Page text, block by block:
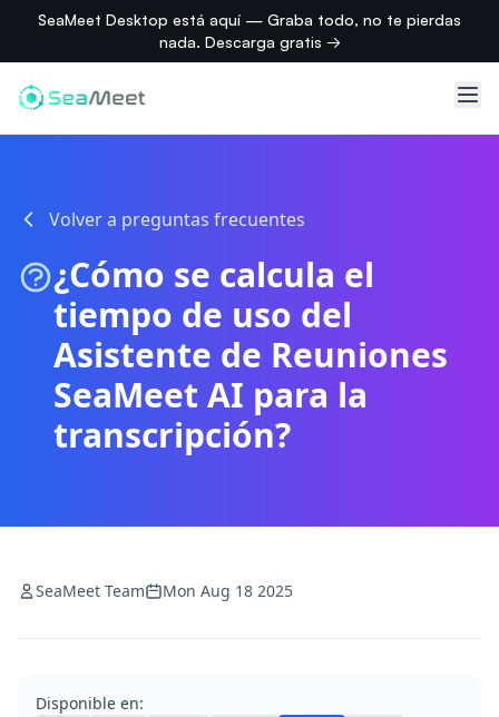
SeaMeet Desktop está aquí — Graba todo, no te pierdas
nada. Descarga gratis →
Volver a preguntas frecuentes
¿Cómo se calcula el
tiempo de uso del
Asistente de Reuniones
SeaMeet AI para la
transcripción?
SeaMeet Team Mon Aug 18 2025
Disponible en: